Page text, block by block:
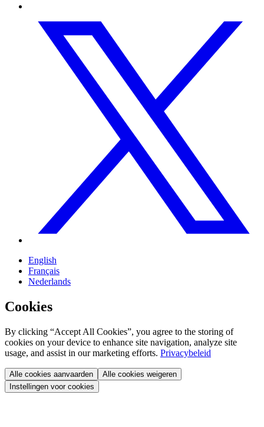
English
Français
Nederlands
Cookies
By clicking “Accept All Cookies”, you agree to the storing of
cookies on your device to enhance site navigation, analyze site
usage, and assist in our marketing efforts. Privacybeleid
Alle cookies aanvaarden
Alle cookies weigeren
Instellingen voor cookies